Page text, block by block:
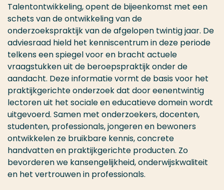
Talentontwikkeling, opent de bijeenkomst met een
schets van de ontwikkeling van de
onderzoekspraktijk van de afgelopen twintig jaar. De
adviesraad hield het kenniscentrum in deze periode
telkens een spiegel voor en bracht actuele
vraagstukken uit de beroepspraktijk onder de
aandacht. Deze informatie vormt de basis voor het
praktijkgerichte onderzoek dat door eenentwintig
lectoren uit het sociale en educatieve domein wordt
uitgevoerd. Samen met onderzoekers, docenten,
studenten, professionals, jongeren en bewoners
ontwikkelen ze bruikbare kennis, concrete
handvatten en praktijkgerichte producten. Zo
bevorderen we kansengelijkheid, onderwijskwaliteit
en het vertrouwen in professionals.